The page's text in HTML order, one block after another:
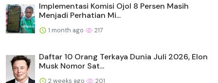
Implementasi Komisi Ojol 8 Persen Masih
Menjadi Perhatian Mi...
1 month ago 217
Daftar 10 Orang Terkaya Dunia Juli 2026, Elon
Musk Nomor Sat...
2 weeks ago 201